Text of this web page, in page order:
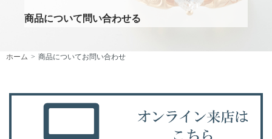
商品について問い合わせる
ホーム 商品についてお問い合わせ